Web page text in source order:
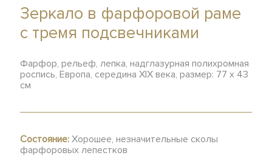
Зеркало в фарфоровой раме
с тремя подсвечниками
Фарфор, рельеф, лепка, надглазурная полихромная
роспись, Европа, середина XIX века, размер: 77 х 43
см
Состояние: Хорошее, незначительные сколы
фарфоровых лепестков